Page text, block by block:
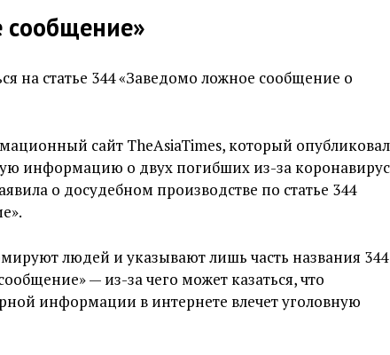
сообщение»
на статье 344 «Заведомо ложное сообщение о
сайт TheAsiaTimes, который
информацию о двух погибших из-за
о досудебном производстве по статье 344
людей и указывают лишь часть названия 344
— из-за чего может казаться, что
информации в интернете влечет уголовную